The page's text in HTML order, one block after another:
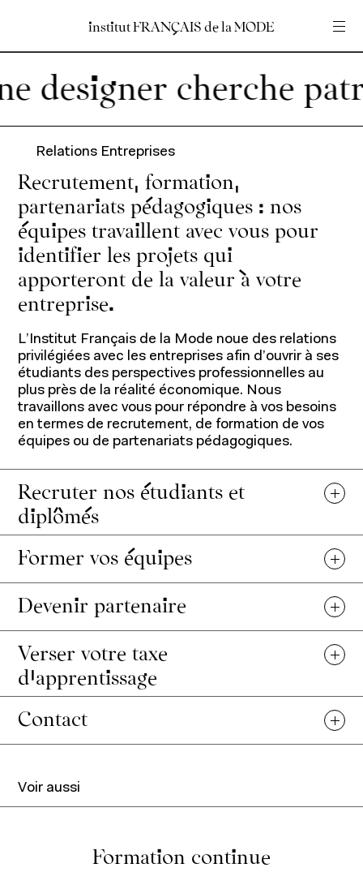
institutFRANÇAISdelaMODE
institutFRANÇAISdelaMODE
Programmes
Programmes pour étudiants
Programmes pour professionnels
Recherche et expertise
Expertise économique et marketing
Entrez votre recherche
designer cherche
Relations Entreprises
Recrutement, formation,
partenariats pédagogiques : nos
équipes travaillent avec vous pour
identifier les projets qui
apporteront de la valeur à votre
entreprise.
L’Institut Français de la Mode noue des relations
privilégiées avec les entreprises afin d’ouvrir à ses
étudiants des perspectives professionnelles au
plus près de la réalité économique. Nous
travaillons avec vous pour répondre à vos besoins
en termes de recrutement, de formation de vos
équipes ou de partenariats pédagogiques.
Recruter nos étudiants et
diplômés
Former vos équipes
Devenir partenaire
Verser votre taxe
d’apprentissage
Contact
Voir aussi
Formation continue